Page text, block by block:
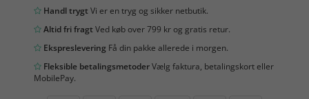
Handl trygtVi er en tryg og sikker netbutik.
Altid fri fragtVed køb over 799 kr og gratis retur.
Ekspreslevering Få din pakke allerede i morgen.
Fleksible betalingsmetoderVælg faktura, betalingskort eller
MobilePay.